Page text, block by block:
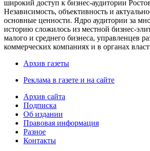
широкий доступ к бизнес-аудитории
Независимость, объективность и
основные ценности. Ядро аудитории за
историю сложилось из местной бизнес-
малого и среднего бизнеса, управленцев
коммерческих компаниях и в органах
Архив газеты
Реклама в газете и на сайте
Архив сайта
Подписка
Об издании
Правовая информация
Разное
Контакты